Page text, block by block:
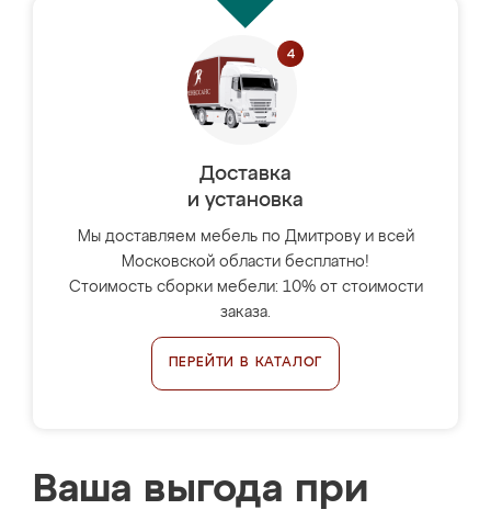
Доставка
и установка
Мы доставляем мебель по Дмитрову и всей
Московской области бесплатно!
Стоимость сборки мебели: 10% от стоимости
заказа.
ПЕРЕЙТИ В КАТАЛОГ
Ваша выгода при